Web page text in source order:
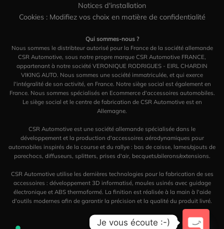
Notices d'installation
Cookies : Modifiez vos choix en matière de confidentialité
Qui sommes-nous ?
Nous sommes le distribteur autorisé pour la France de la société allemande
CSR Automotive, sous notre propre marque CSR Automotive FRANCE,
appartenant à notre société VERONIQUE RODRIGUES - EIRL CHARDIN
VIKING AUTO. Nous sommes une société immatriculée, et qui exerce
l'intégralité de son activité, en France. Notre siège social est également en
France. Nous sommes spécialisés en Ecommerce d'accessoires automobiles.
Le siège social et le centre de fabrication de CSR Automotive est en
Allemagne.
CSR Automotive est une société allemande spécialisée dans le
développement et la production d'accessoires aérodynamiques pour
automobiles inspirés de la course et du rallye : bas de caisse, lames/ajouts de
parechocs, diffuseurs, splitters, prises d'air, becquets/ailerons/extensions.
CSR Automotive utilise les dernières technologies pour la fabrication de ses
accessoires : développement 3D informatisé, moules usinés avec guidage
électronique et ABS thermoformé. La finition est réalisée à la main à l'aide
d'outils modernes afin de garantir la précision et la qualité du produit livré.
Je vous écoute :-)